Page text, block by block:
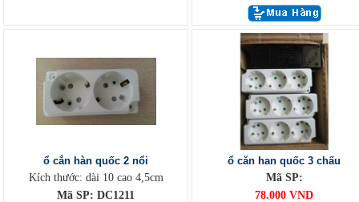
ổ cắn hàn quốc 2 nổi
Kích thước: dài 10 cao 4,5cm
Mã SP: DC1211
ổ căn han quốc 3 chấu
Mã SP:
78.000 VND